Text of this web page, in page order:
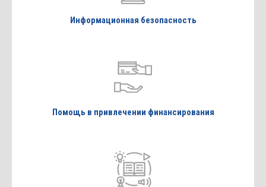
Информационная безопасность
Помощь в привлечении финансирования